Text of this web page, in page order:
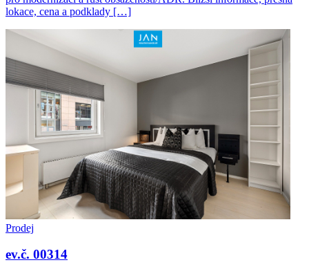
lokace, cena a podklady […]
Prodej
ev.č. 00314